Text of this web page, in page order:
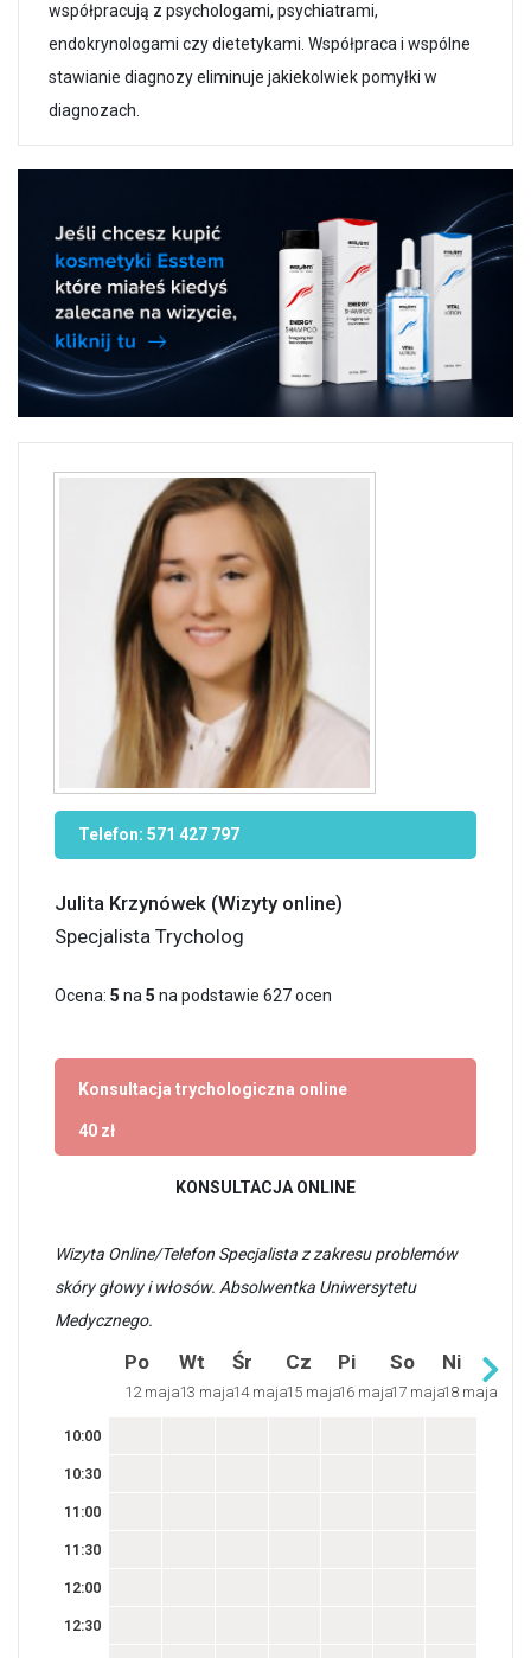
współpracują z psychologami, psychiatrami,
endokrynologami czy dietetykami. Współpraca i wspólne
stawianie diagnozy eliminuje jakiekolwiek pomyłki w
diagnozach.
Telefon: 571 427 797
Julita Krzynówek (Wizyty online)
Specjalista Trycholog
Ocena: 5 na5 na podstawie 627ocen
Konsultacja trychologiczna online
40 zł
KONSULTACJA ONLINE
Wizyta Online/Telefon Specjalista z zakresu problemów
skóry głowy i włosów. Absolwentka Uniwersytetu
Medycznego.
Po
12 maja
Wt
13 maja
Śr
14 maja
Cz
15 maja
Pi
16 maja
So
17 maja
Ni
18 maja
10:00
10:30
11:00
11:30
12:00
12:30